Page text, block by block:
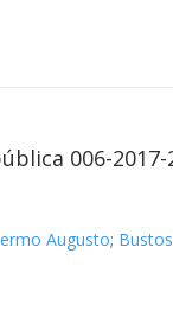
006-
Augusto;